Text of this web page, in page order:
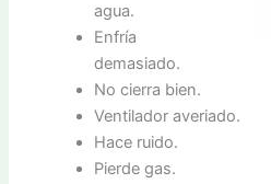
agua.
Enfría
demasiado.
No cierra bien.
Ventilador averiado.
Hace ruido.
Pierde gas.